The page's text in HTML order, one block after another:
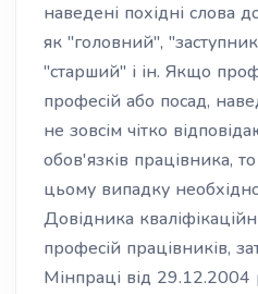
наведені похідні слова
як "головний",
"старший" і ін. Якщо
професій або посад,
не зовсім чітко
обов'язків працівника,
цьому випадку
Довідника
професій працівників,
Мінпраці від